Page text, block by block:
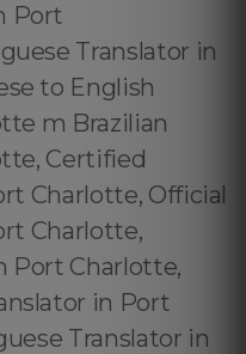
Port
Translator in
to English
m Brazilian
Certified
Charlotte, Official
Charlotte,
Port Charlotte,
in Port
Translator in